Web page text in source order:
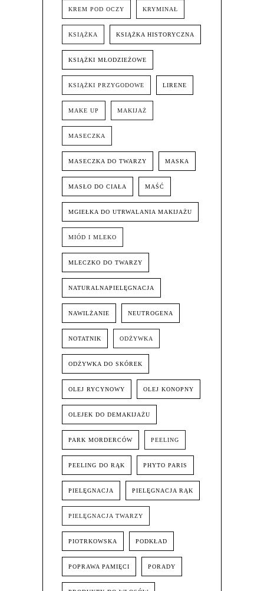
KREM POD OCZY KRYMINAŁ
KSIĄŻKA KSIĄŻKA HISTORYCZNA
KSIĄŻKI MŁODZIEŻOWE
KSIĄŻKI PRZYGODOWE LIRENE
MAKE UP MAKIJAŻ
MASECZKA
MASECZKA DO TWARZY MASKA
MASŁO DO CIAŁA MAŚĆ
MGIEŁKA DO UTRWALANIA MAKIJAŻU
MIÓD I MLEKO
MLECZKO DO TWARZY
NATURALNAPIELĘGNACJA
NAWILŻANIE NEUTROGENA
NOTATNIK ODŻYWKA
ODŻYWKA DO SKÓREK
OLEJ RYCYNOWY OLEJ KONOPNY
OLEJEK DO DEMAKIJAŻU
PARK MORDERCÓW PEELING
PEELING DO RĄK PHYTO PARIS
PIELĘGNACJA PIELĘGNACJA RĄK
PIELĘGNACJA TWARZY
PIOTRKOWSKA PODKŁAD
POPRAWA PAMIĘCI PORADY